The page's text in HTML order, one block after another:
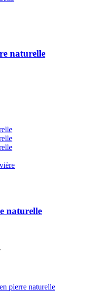
naturelle
naturelle